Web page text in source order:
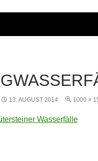
13. AUGUST 2014 1000 ×